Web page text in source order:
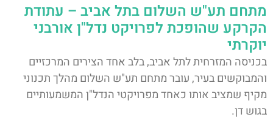
מתחם תע"ש השלום בתל אביב – עתודת
הקרקע שהופכת לפרויקט נדל"ן אורבני
יוקרתי
בכניסה המזרחית לתל אביב, בלב אחד הצירים המרכזיים
והמבוקשים בעיר, עובר מתחם תע"ש השלום מהלך תכנוני
מקיף שמציב אותו כאחד מפרויקטי הנדל"ן המשמעותיים
בגוש דן.